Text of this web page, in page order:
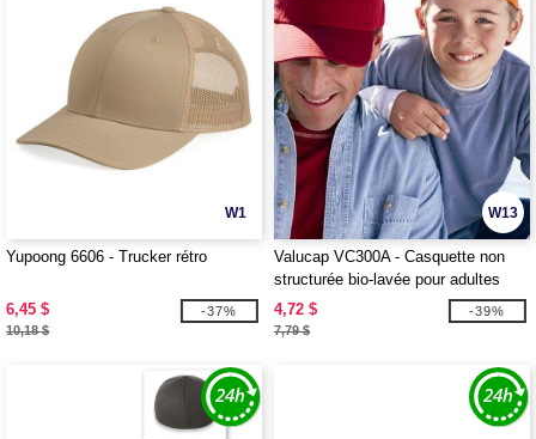
W1
Yupoong 6606 - Trucker rétro
6,45 $
10,18 $
-37%
W13
Valucap VC300A - Casquette non
structurée bio-lavée pour adultes
4,72 $
7,79 $
-39%